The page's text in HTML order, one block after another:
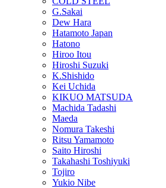
G.Sakai
Dew Hara
Hatamoto Japan
Hatono
Hiroo Itou
Hiroshi Suzuki
K.Shishido
Kei Uchida
KIKUO MATSUDA
Machida Tadashi
Maeda
Nomura Takeshi
Ritsu Yamamoto
Saito Hiroshi
Takahashi Toshiyuki
Tojiro
Yukio Nibe